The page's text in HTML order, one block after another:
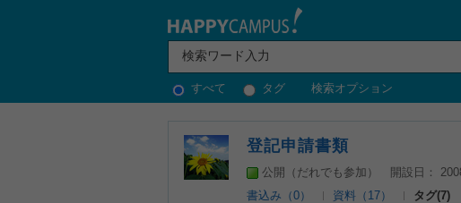
すべて タグ 検索オプション
登記申請書類
公開（だれでも参加） 開設日：
書込み（0） 資料（17） タグ(7)